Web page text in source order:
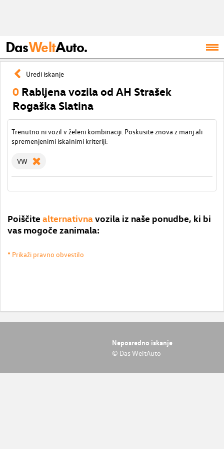
DasWeltAuto.
Uredi iskanje
0 Rabljena vozila od AH Strašek
Rogaška Slatina
Trenutno ni vozil v želeni kombinaciji. Poskusite znova z manj ali
spremenjenimi iskalnimi kriteriji:
VW
Poiščite alternativnavozila iz naše ponudbe, ki bi
vas mogoče zanimala:
* Prikaži pravno obvestilo
Neposredno iskanje
© Das WeltAuto